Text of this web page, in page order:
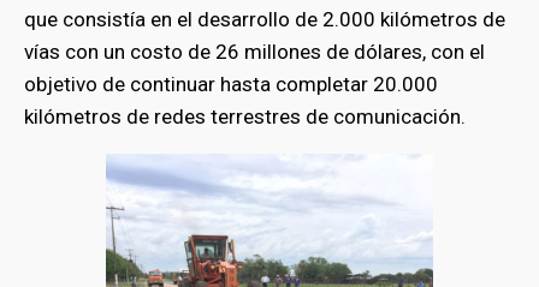
que consistía en el desarrollo de 2.000 kilómetros de
vías con un costo de 26 millones de dólares, con el
objetivo de continuar hasta completar 20.000
kilómetros de redes terrestres de comunicación.